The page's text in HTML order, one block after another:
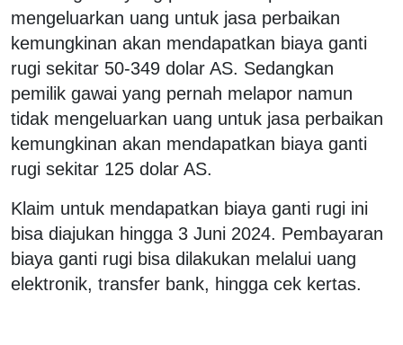
mengeluarkan uang untuk jasa perbaikan
kemungkinan akan mendapatkan biaya ganti
rugi sekitar 50-349 dolar AS. Sedangkan
pemilik gawai yang pernah melapor namun
tidak mengeluarkan uang untuk jasa perbaikan
kemungkinan akan mendapatkan biaya ganti
rugi sekitar 125 dolar AS.
Klaim untuk mendapatkan biaya ganti rugi ini
bisa diajukan hingga 3 Juni 2024. Pembayaran
biaya ganti rugi bisa dilakukan melalui uang
elektronik, transfer bank, hingga cek kertas.